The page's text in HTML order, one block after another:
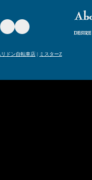
リドン自転車店 | ミスターZ